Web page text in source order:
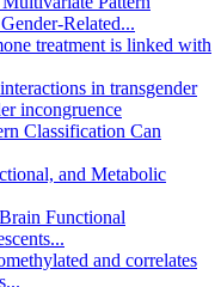
Related...
treatment is linked with
in transgender
incongruence
Classification Can
and Metabolic
Functional
and correlates